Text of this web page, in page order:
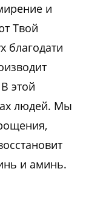
и
Твой
благодати
этой
людей. Мы
и аминь.